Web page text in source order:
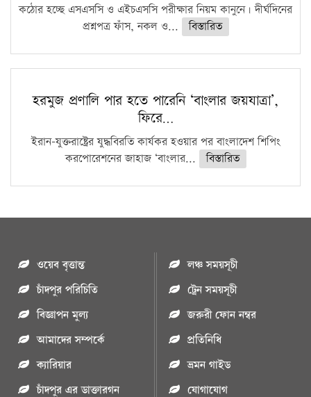
কঠোর হচ্ছে এসএসসি ও এইচএসসি পরীক্ষার নিয়ম কানুনে। দীর্ঘদিনের
প্রশ্নপত্র ফাঁস, নকল ও...
বিস্তারিত
হরমুজ প্রণালি পার হতে পারেনি ‘বাংলার জয়যাত্রা’,
ফিরে…
ইরান-যুক্তরাষ্ট্রের যুদ্ধবিরতি কার্যকর হওয়ার পর বাংলাদেশ শিপিং
করপোরেশনের জাহাজ ‘বাংলার...
বিস্তারিত
ওয়েব বৃত্তান্ত
চাঁদপুর পরিচিতি
বিজ্ঞাপন মুল্য
আমাদের সম্পর্কে
ক্যারিয়ার
চাঁদপুর এর ডাক্তারগন
লঞ্চ সময়সূচী
ট্রেন সময়সূচী
জরুরী ফোন নম্বর
প্রতিনিধি
ভ্রমন গাইড
যোগাযোগ